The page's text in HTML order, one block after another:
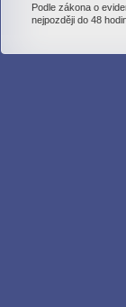
Podle zákona o
nejpozději do 48